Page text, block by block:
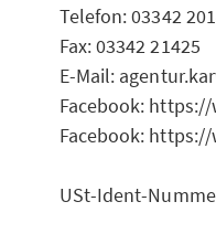
Telefon: 03342
Fax: 03342 21425
E-Mail:
Facebook:
Facebook:
USt-Ident-